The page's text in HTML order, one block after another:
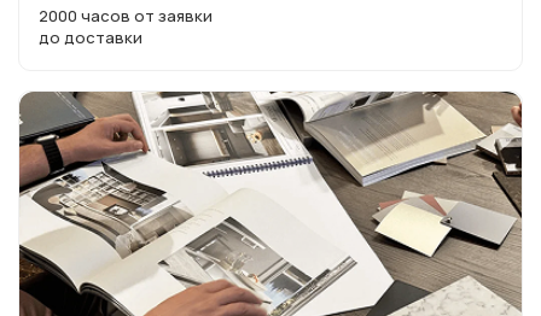
2000 часов от заявки
до доставки